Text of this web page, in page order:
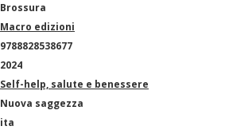
Brossura
Macro edizioni
9788828538677
2024
Self-help, salute e benessere
Nuova saggezza
ita